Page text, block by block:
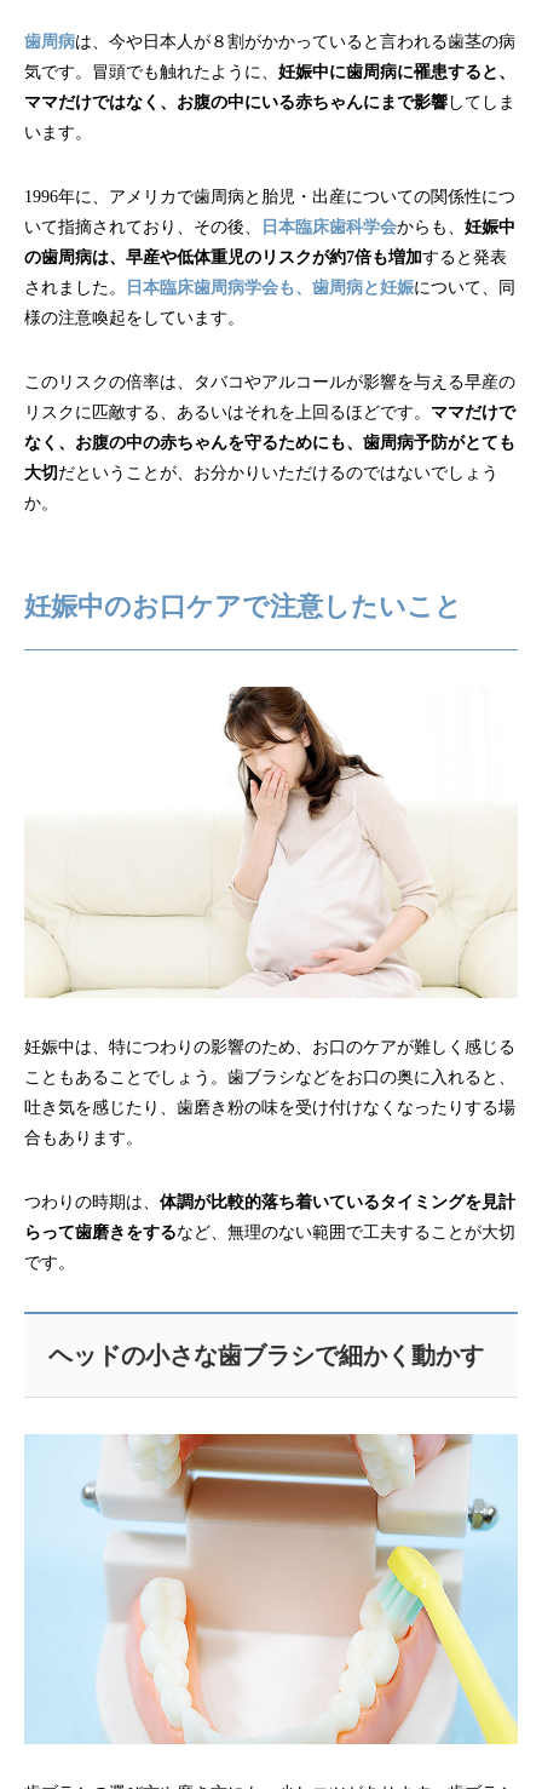
歯周病は、今や日本人が８割がかかっていると言われる歯茎の病
気です。冒頭でも触れたように、 妊娠中に歯周病に罹患すると、
ママだけではなく、お腹の中にいる赤ちゃんにまで影響 してしま
います。
1996年に、アメリカで歯周病と胎児・出産についての関係性につ
いて指摘されており、その後、
日本臨床歯科学会からも、 妊娠中
の歯周病は、早産や低体重児のリスクが約7倍も増加すると発表
されました。
日本臨床歯周病学会も、歯周病と妊娠について、同
様の注意喚起をしています。
このリスクの倍率は、タバコやアルコールが影響を与える早産の
リスクに匹敵する、あるいはそれを上回るほどです。 ママだけで
なく、お腹の中の赤ちゃんを守るためにも、歯周病予防がとても
大切 だということが、お分かりいただけるのではないでしょう
か。
妊娠中のお口ケアで注意したいこと
妊娠中は、特につわりの影響のため、お口のケアが難しく感じる
こともあることでしょう。歯ブラシなどをお口の奥に入れると、
吐き気を感じたり、歯磨き粉の味を受け付けなくなったりする場
合もあります。
つわりの時期は、 体調が比較的落ち着いているタイミングを見計
らって歯磨きをするなど、無理のない範囲で工夫することが大切
です。
ヘッドの小さな歯ブラシで細かく動かす